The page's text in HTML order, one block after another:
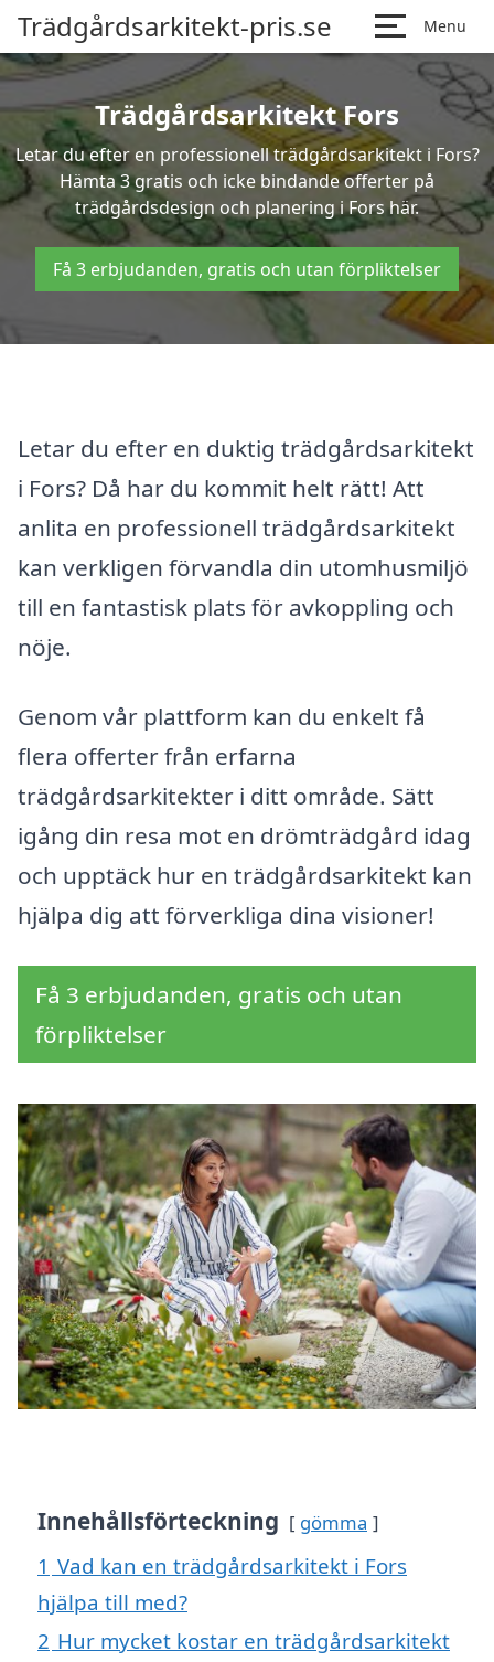
Trädgårdsarkitekt-pris.se Menu
Trädgårdsarkitekt Fors
Letar du efter en professionell trädgårdsarkitekt i Fors?
Hämta 3 gratis och icke bindande offerter på
trädgårdsdesign och planering i Fors här.
Få 3 erbjudanden, gratis och utan förpliktelser
Letar du efter en duktig trädgårdsarkitekt
i Fors? Då har du kommit helt rätt! Att
anlita en professionell trädgårdsarkitekt
kan verkligen förvandla din utomhusmiljö
till en fantastisk plats för avkoppling och
nöje.
Genom vår plattform kan du enkelt få
flera offerter från erfarna
trädgårdsarkitekter i ditt område. Sätt
igång din resa mot en drömträdgård idag
och upptäck hur en trädgårdsarkitekt kan
hjälpa dig att förverkliga dina visioner!
Få 3 erbjudanden, gratis och utan
förpliktelser
Innehållsförteckning gömma
1 Vad kan en trädgårdsarkitekt i Fors
hjälpa till med?
2 Hur mycket kostar en trädgårdsarkitekt